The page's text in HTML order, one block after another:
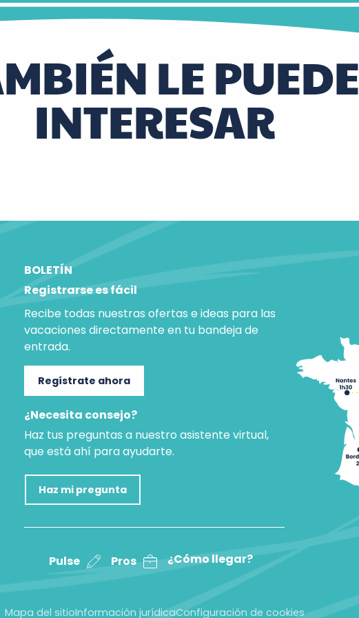
LE PUEDE
INTERESAR
BOLETÍN
Registrarse es fácil
Recibe todas nuestras ofertas e ideas para las
vacaciones directamente en tu bandeja de
entrada.
Regístrate ahora
¿Necesita consejo?
Haz tus preguntas a nuestro asistente virtual,
que está ahí para ayudarte.
Haz mi pregunta
Pulse Pros ¿Cómo llegar?
Mapa del sitioInformación jurídicaConfiguración de cookies